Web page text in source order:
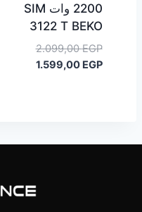
2200 وات SIM
3122 T BEKO
2.099,00EGP
السعر
الأصلي1.599,00 EGP
السعر